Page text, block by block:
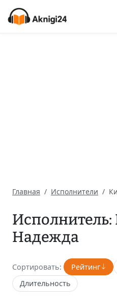
Главная Исполнители
Исполнитель:
Надежда
Сортировать: Рейтинг
Длительность